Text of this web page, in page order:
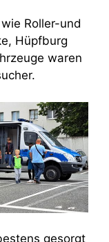
Roller-und
Hüpfburg
waren
gesorgt